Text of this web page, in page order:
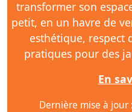
transformer son
petit, en un havre de
esthétique, respect
pratiques pour des
En
Dernière mise à jour